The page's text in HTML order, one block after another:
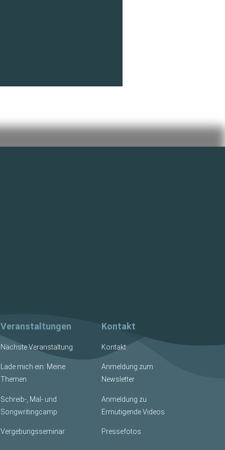
Veranstaltungen
Nächste Veranstaltung
Lade mich ein: Meine
Themen
Schreib-, Mal- und
Songwritingcamp
Vergebungsseminar
Kontakt
Kontakt
Anmeldung zum
Newsletter
Anmeldung zu
Ermutigende Videos
Pressefotos